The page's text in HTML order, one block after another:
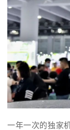
一年一次的独家